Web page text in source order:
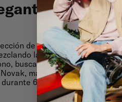
de botellas waterdrop®
la practicidad elegante
busca la excelencia con la
manteniendo tu bebida
6 o 12 horas.